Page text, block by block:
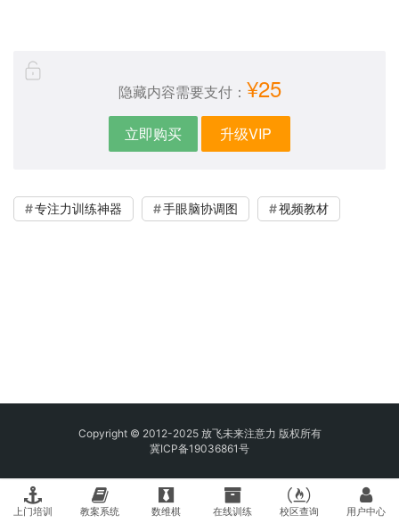
隐藏内容需要支付： ¥25
立即购买 升级VIP
专注力训练神器 手眼脑协调图 视频教材
Copyright © 2012-2025 放飞未来注意力 版权所有
冀ICP备19036861号
上门培训 教案系统 数维棋 在线训练 校区查询 用户中心